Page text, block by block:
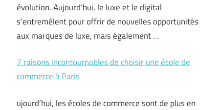
évolution. Aujourd’hui, le luxe et le digital
s’entremêlent pour offrir de nouvelles opportunités
aux marques de luxe, mais également …
7 raisons incontournables de choisir une école de
commerce à Paris
ujourd’hui, les écoles de commerce sont de plus en